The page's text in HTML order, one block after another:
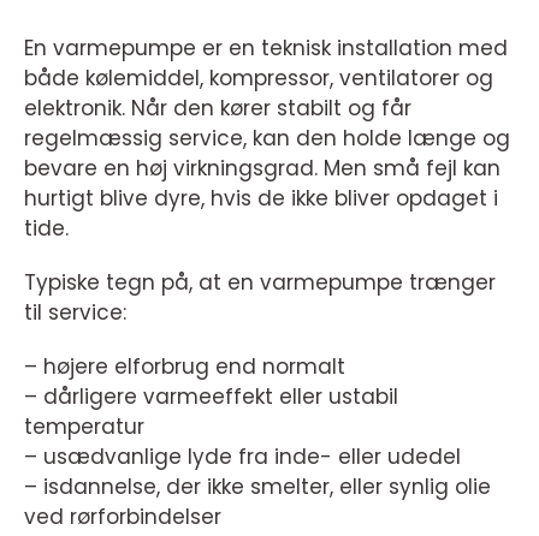
En varmepumpe er en teknisk installation med
både kølemiddel, kompressor, ventilatorer og
elektronik. Når den kører stabilt og får
regelmæssig service, kan den holde længe og
bevare en høj virkningsgrad. Men små fejl kan
hurtigt blive dyre, hvis de ikke bliver opdaget i
tide.
Typiske tegn på, at en varmepumpe trænger
til service:
– højere elforbrug end normalt
– dårligere varmeeffekt eller ustabil
temperatur
– usædvanlige lyde fra inde- eller udedel
– isdannelse, der ikke smelter, eller synlig olie
ved rørforbindelser